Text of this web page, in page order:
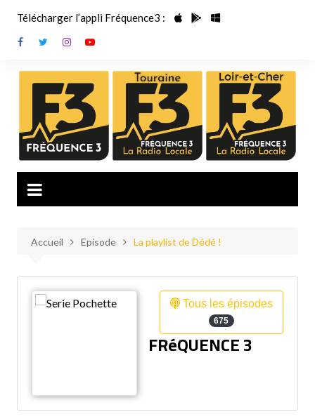
contenu
Télécharger l’appli Fréquence3 :
Accueil Episode La playlist de Dédé !
Tous les épisodes
675
FRéQUENCE 3